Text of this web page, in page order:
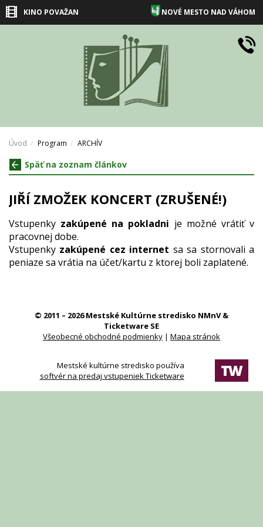
KINO POVAŽAN NOVÉ MESTO NAD VÁHOM
Úvod Program ARCHÍV
Späť na zoznam článkov
JIŘÍ ZMOŽEK KONCERT (ZRUŠENÉ!)
Vstupenky zakúpené na pokladni je možné vrátiť v
pracovnej dobe.
Vstupenky zakúpené cez internet sa sa stornovali a
peniaze sa vrátia na účet/kartu z ktorej boli zaplatené.
© 2011 – 2026 Mestské Kultúrne stredisko NMnV &
Ticketware SE
Všeobecné obchodné podmienky | Mapa stránok
Mestské kultúrne stredisko používa
softvér na predaj vstupeniek Ticketware